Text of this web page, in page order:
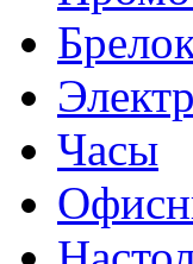
Часы